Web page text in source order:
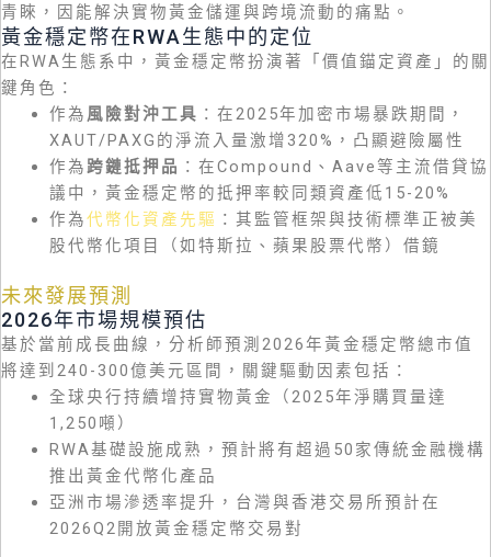
青睞，因能解決實物黃金儲運與跨境流動的痛點。
黃金穩定幣在RWA生態中的定位
在RWA生態系中，黃金穩定幣扮演著「價值錨定資產」的關
鍵角色：
作為 風險對沖工具 ：在2025年加密市場暴跌期間，
XAUT/PAXG的淨流入量激增320%，凸顯避險屬性
作為跨鏈抵押品 ：在Compound、Aave等主流借貸協
議中，黃金穩定幣的抵押率較同類資產低15-20%
作為代幣化資產先驅 ：其監管框架與技術標準正被美
股代幣化項目（如特斯拉、蘋果股票代幣）借鏡
未來發展預測
2026年市場規模預估
基於當前成長曲線，分析師預測2026年黃金穩定幣總市值
將達到240-300億美元區間，關鍵驅動因素包括：
全球央行持續增持實物黃金（2025年淨購買量達
1,250噸）
RWA基礎設施成熟，預計將有超過50家傳統金融機構
推出黃金代幣化產品
亞洲市場滲透率提升，台灣與香港交易所預計在
2026Q2開放黃金穩定幣交易對